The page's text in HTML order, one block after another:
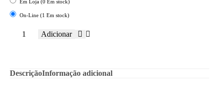
Em Loja (0 Em stock)
On-Line (1 Em stock)
Adicionar
DescriçãoInformação adicional